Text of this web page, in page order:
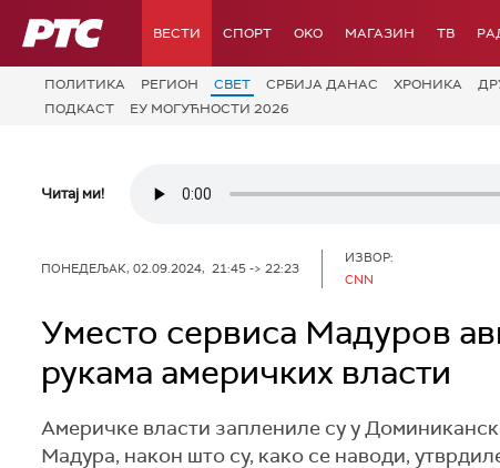
РТС ВЕСТИ СПОРТ OKO МАГАЗИН ТВ
ПОЛИТИКА РЕГИОН СВЕТ СРБИЈА ДАНАС ХРОНИКА
ПОДКАСТ
ЕУ МОГУЋНОСТИ 2026
Читај ми!
ПОНЕДЕЉАК, 02.09.2024, 21:45 -> 22:23
ИЗВОР:
CNN
Уместо сервиса Мадуров
рукама америчких власти
Aмеричке власти заплениле су у
Мадура, након што су, како се наводи,